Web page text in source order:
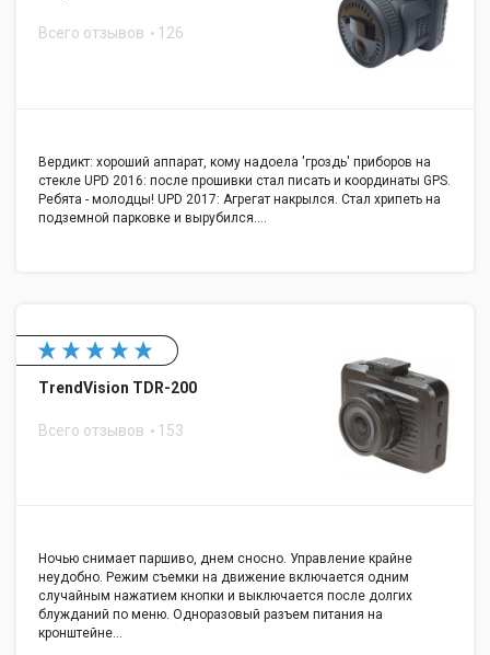
Всего отзывов 126
Вердикт: хороший аппарат, кому надоела 'гроздь' приборов на
стекле UPD 2016: после прошивки стал писать и координаты GPS.
Ребята - молодцы! UPD 2017: Агрегат накрылся. Стал хрипеть на
подземной парковке и вырубился.…
TrendVision TDR-200
Всего отзывов 153
Ночью снимает паршиво, днем сносно. Управление крайне
неудобно. Режим съемки на движение включается одним
случайным нажатием кнопки и выключается после долгих
блужданий по меню. Одноразовый разъем питания на
кронштейне…